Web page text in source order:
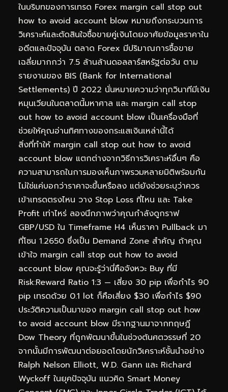
ในบริบทของการเทรด Forex margin call stop out
how to avoid account blow หมายถึงกระบวนการ
วิเคราะห์และตัดสินใจซื้อขายคู่เงินโดยอาศัยข้อมูลราคาใน
อดีตและปัจจุบัน ตลาด Forex มีปริมาณการซื้อขาย
เฉลี่ยมากกว่า 7.5 ล้านล้านดอลลาร์สหรัฐต่อวัน ตาม
รายงานของ BIS (Bank for International
Settlements) ปี 2022 นั่นหมายความว่าทุกวินาทีมีเงิน
หมุนเวียนในตลาดนี้มหาศาล และ margin call stop
out how to avoid account blow เป็นเครื่องมือที่
ช่วยให้คุณอ่านทิศทางของกระแสเงินเหล่านี้ได้
สิ่งที่ทำให้ margin call stop out how to avoid
account blow แตกต่างจากวิธีการวิเคราะห์อื่นๆ คือ
ความสามารถในการมองเห็นภาพรวมหลายมิติพร้อมกัน
ไม่ใช่แค่บอกว่าราคาจะขึ้นหรือลง แต่ยังช่วยระบุว่าควร
เข้าเทรดตรงไหน วาง Stop Loss ที่ไหน และ Take
Profit เท่าไหร่ ลองนึกภาพว่าคุณกำลังดูกราฟ
GBP/USD ใน Timeframe H4 เห็นราคา Pullback มา
ที่โซน 1.2650 ซึ่งเป็น Demand Zone สำคัญ ถ้าคุณ
เข้าใจ margin call stop out how to avoid
account blow คุณจะรู้ว่านี่คือจังหวะ Buy ที่มี
Risk:Reward Ratio 1:3 — เสี่ยง 30 pip เพื่อกำไร 90
pip เทรดด้วย 0.1 lot ก็คือเสี่ยง $30 เพื่อกำไร $90
ประวัติความเป็นมาของ margin call stop out how
to avoid account blow มีรากฐานมาจากทฤษฎี
Dow Theory ที่ถูกพัฒนาขึ้นในช่วงต้นศตวรรษที่ 20
จากนั้นมีการพัฒนาต่อยอดโดยนักวิเคราะห์ชั้นนำอย่าง
Ralph Nelson Elliott, W.D. Gann และ Richard
Wyckoff ในยุคปัจจุบัน แนวคิด Smart Money